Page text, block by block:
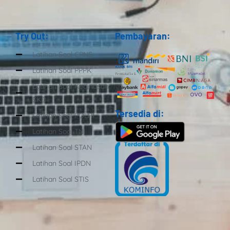
Try Out:
Latihan Soal CPNS
Latihan Soal PPPK
Latihan Soal Kedinasan
SKD
Latihan Soal POLRI
Latihan Soal TNI
Latihan Soal STAN
Latihan Soal IPDN
Latihan Soal STIS
Pembayaran:
Tersedia di: